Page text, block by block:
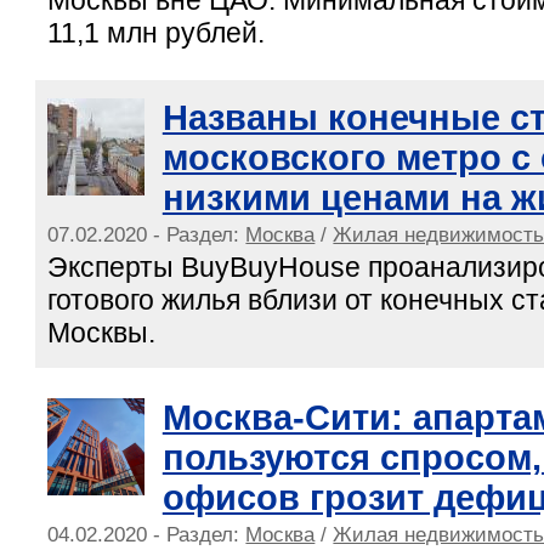
11,1 млн рублей.
Названы конечные
московского метро
низкими ценами на
07.02.2020 - Раздел: Москва/Жилая недвижимость
Эксперты BuyBuyHouse
готового жилья вблизи от конечных
Москвы.
Москва-Сити:
пользуются
офисов грозит
04.02.2020 - Раздел: Москва/Жилая недвижимость